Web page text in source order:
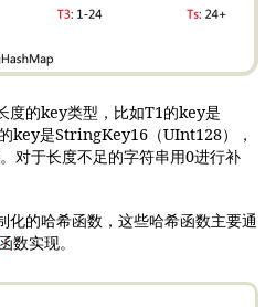
度的key类型，比如T1的key是
key是StringKey16（UInt128），
对于长度不足的字符串用0进行补
化的哈希函数，这些哈希函数主要通
数实现。